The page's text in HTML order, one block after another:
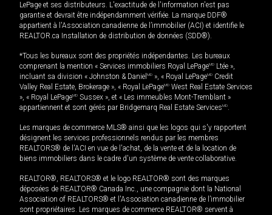
LePage et ses distributeurs. L'exactitude de l'information n'est pas
garantie et devrait être indépendamment vérifiée. La marque DDF®
appartient à l'Association canadienne de l’immobilier (ACI) et identifie le
REALTOR.ca Installation de distribution de données (SDD®).
*Tous les bureaux sont des propriétés indépendantes. Les bureaux
comprenant la mention « Services immobiliers Royal LePageMD Ltée »,
incluant sa division « Johnston & Daniel MD », « Royal LePageMD Credit
Valley Real Estate, Brokerage », « Royal LePageMD West Real Estate Services
», « Royal LePageMD Sussex », et « Les immeubles Mont-Tremblant »
appartiennent et sont gérés par Bridgemarq Real Estate ServicesMD.
Les marques de commerce MLS® ainsi que les logos qui s'y rapportent
désignent les services professionnels rendus par les membres
REALTORS® de l'ACI en vue de l'achat, de la vente et de la location de
biens immobiliers dans le cadre d'un système de vente collaborative.
REALTOR®, REALTORS® et le logo REALTOR® sont des marques
déposées de REALTOR® Canada Inc., une compagnie dont la National
Association of REALTORS® et l'Association canadienne de l’immobilier
sont propriétaires. Les marques de commerce REALTOR® servent à